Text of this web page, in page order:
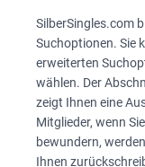
SilberSingles.com
Suchoptionen. Sie
erweiterten
wählen. Der
zeigt Ihnen eine
Mitglieder, wenn
bewundern,
Ihnen